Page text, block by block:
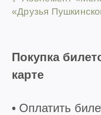
«Друзья
Покупка
карте
• Оплатить